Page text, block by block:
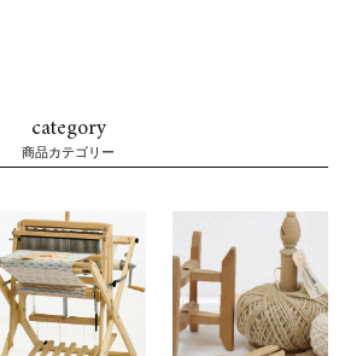
category
商品カテゴリー